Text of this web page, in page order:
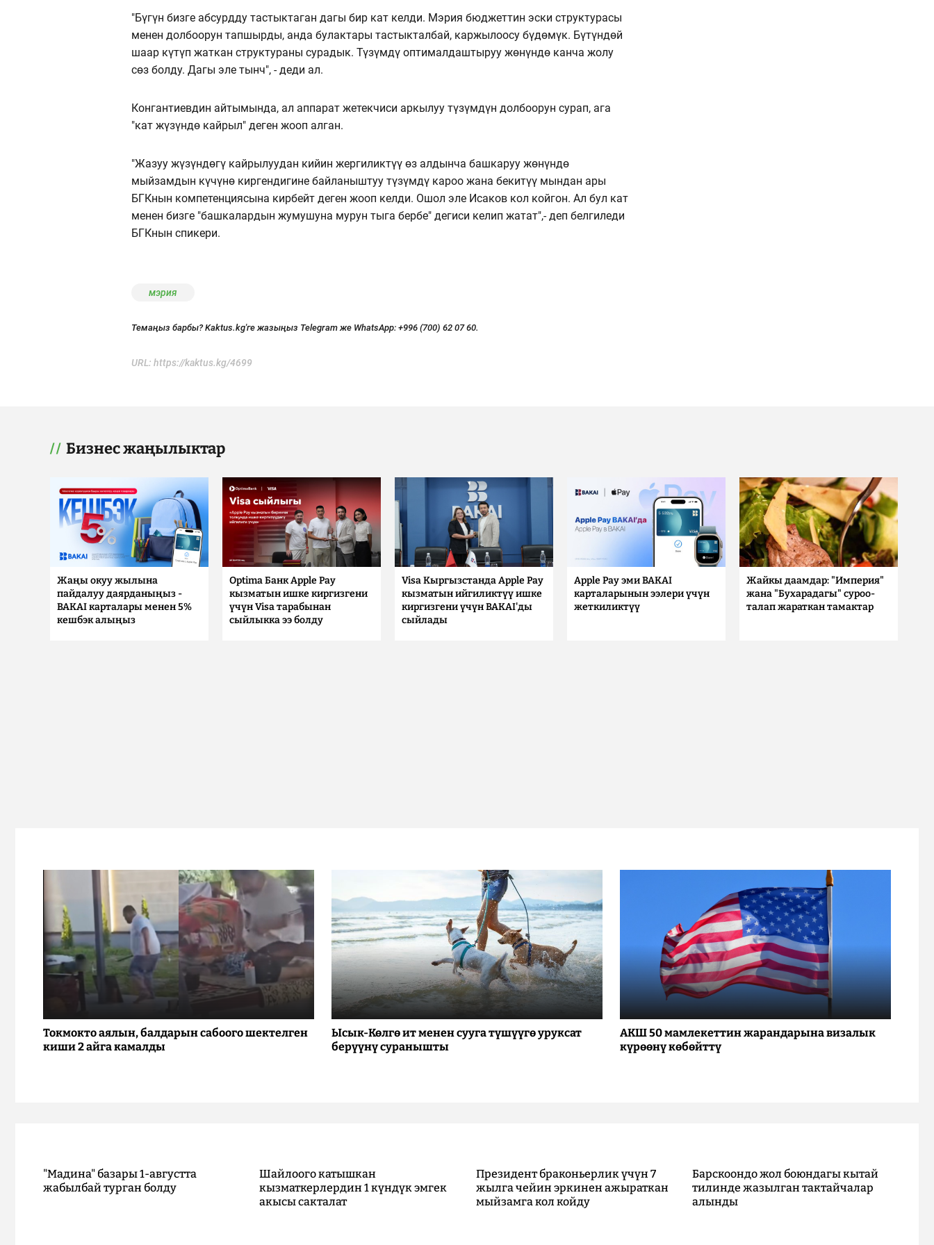
"Бүгүн бизге абсурдду тастыктаган дагы бир кат келди. Мэрия бюджеттин эски структурасы
менен долбоорун тапшырды, анда булактары тастыкталбай, каржылоосу бүдөмүк. Бүтүндөй
шаар күтүп жаткан структураны сурадык. Түзүмдү оптималдаштыруу жөнүндө канча жолу
сөз болду. Дагы эле тынч", - деди ал.
Конгантиевдин айтымында, ал аппарат жетекчиси аркылуу түзүмдүн долбоорун сурап, ага
"кат жүзүндө кайрыл" деген жооп алган.
"Жазуу жүзүндөгү кайрылуудан кийин жергиликтүү өз алдынча башкаруу жөнүндө
мыйзамдын күчүнө киргендигине байланыштуу түзүмдү кароо жана бекитүү мындан ары
БГКнын компетенциясына кирбейт деген жооп келди. Ошол эле Исаков кол койгон. Ал бул кат
менен бизге "башкалардын жумушуна мурун тыга бербе" дегиси келип жатат",- деп белгиледи
БГКнын спикери.
мэрия
Темаңыз барбы? Kaktus.kg'ге жазыңыз Telegram же WhatsApp: +996 (700) 62 07 60.
URL: https://kaktus.kg/4699
Бизнес жаңылыктар
Жаңы окуу жылына
пайдалуу даярданыңыз -
BAKAI карталары менен 5%
кешбэк алыңыз
Optima Банк Apple Pay
кызматын ишке киргизгени
үчүн Visa тарабынан
сыйлыкка ээ болду
Visa Кыргызстанда Apple Pay
кызматын ийгиликтүү ишке
киргизгени үчүн BAKAI'ды
сыйлады
Apple Pay эми BAKAI
карталарынын ээлери үчүн
жеткиликтүү
Жайкы даамдар: "Империя"
жана "Бухарадагы" суроо-
талап жараткан тамактар
Токмокто аялын, балдарын сабоого шектелген
киши 2 айга камалды
Ысык-Көлгө ит менен сууга түшүүгө уруксат
берүүнү суранышты
АКШ 50 мамлекеттин жарандарына визалык
күрөөнү көбөйттү
"Мадина" базары 1-августта
жабылбай турган болду
Шайлоого катышкан
кызматкерлердин 1 күндүк эмгек
акысы сакталат
Президент браконьерлик үчүн 7
жылга чейин эркинен ажыраткан
мыйзамга кол койду
Барскоондо жол боюндагы кытай
тилинде жазылган тактайчалар
алынды